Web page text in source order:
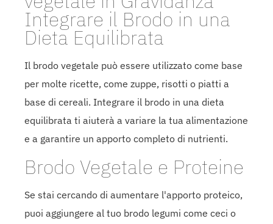
Integrare il Brodo in una
Dieta Equilibrata
Il brodo vegetale può essere utilizzato come base
per molte ricette, come zuppe, risotti o piatti a
base di cereali. Integrare il brodo in una dieta
equilibrata ti aiuterà a variare la tua alimentazione
e a garantire un apporto completo di nutrienti.
Brodo Vegetale e Proteine
Se stai cercando di aumentare l'apporto proteico,
puoi aggiungere al tuo brodo legumi come ceci o